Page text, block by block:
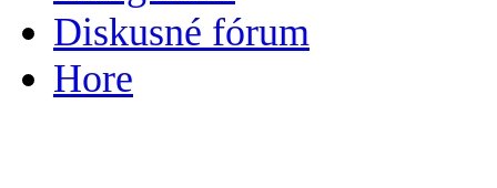
Diskusné fórum
Hore